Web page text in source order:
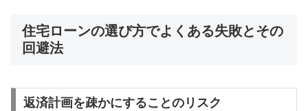
住宅ローンの選び方でよくある失敗とその
回避法
返済計画を疎かにすることのリスク